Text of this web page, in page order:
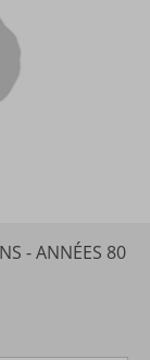
- ANNÉES 80